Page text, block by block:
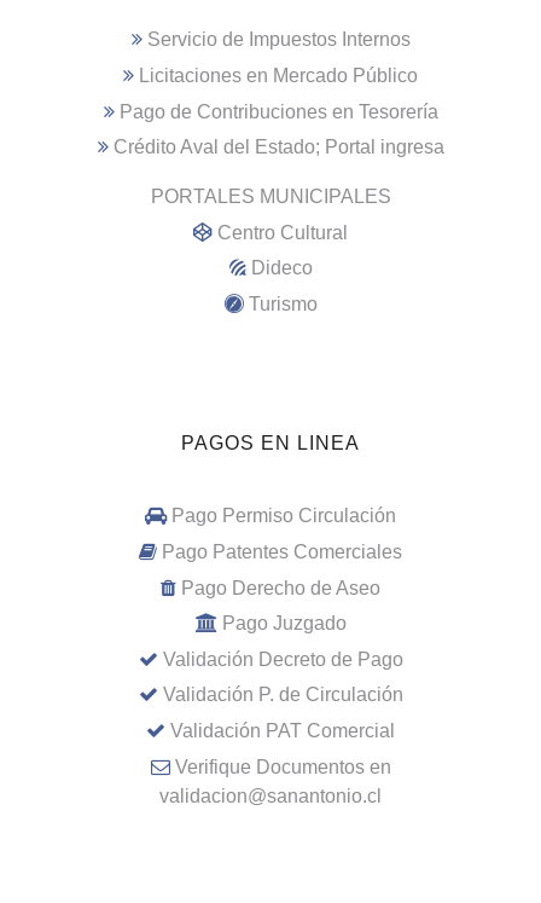
Servicio de Impuestos Internos
Licitaciones en Mercado Público
Pago de Contribuciones en Tesorería
Crédito Aval del Estado; Portal ingresa
PORTALES MUNICIPALES
Centro Cultural
Dideco
Turismo
PAGOS EN LINEA
Pago Permiso Circulación
Pago Patentes Comerciales
Pago Derecho de Aseo
Pago Juzgado
Validación Decreto de Pago
Validación P. de Circulación
Validación PAT Comercial
Verifique Documentos en
validacion@sanantonio.cl